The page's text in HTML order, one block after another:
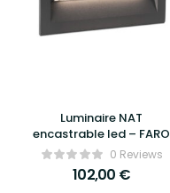
Luminaire NAT
encastrable led – FARO
0 Reviews
102,00 €